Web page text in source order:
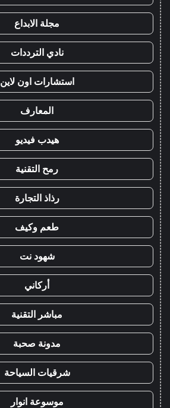
مجلة الابداع
نادي الترددات
استشارات اون لاين
المعارف
هيدب فيديو
رمح التقنية
رذاذ التجارة
طعم وكيف
شهود نت
أركاني
مباشر التقنية
مدونة صحبة
شرقيات السياحة
موسوعة انوار